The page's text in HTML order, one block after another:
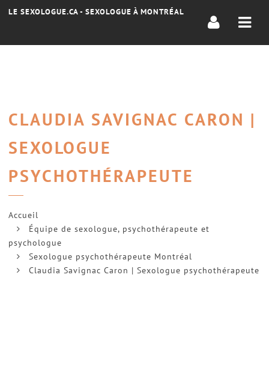
LE SEXOLOGUE.CA - SEXOLOGUE À MONTRÉAL
CLAUDIA SAVIGNAC CARON |
SEXOLOGUE
PSYCHOTHÉRAPEUTE
Accueil
Équipe de sexologue, psychothérapeute et
psychologue
Sexologue psychothérapeute Montréal
Claudia Savignac Caron | Sexologue psychothérapeute